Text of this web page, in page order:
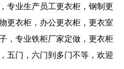
专业生产员工更衣柜，钢制更
更衣柜，办公更衣柜，更衣室
，专业铁柜厂家定做，更衣柜
五门，六门到多门不等，欢迎